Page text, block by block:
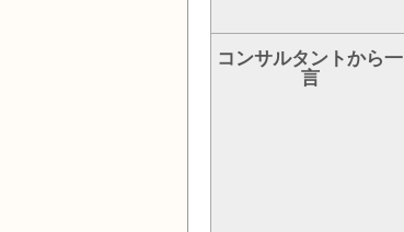
コンサルタントから一
言